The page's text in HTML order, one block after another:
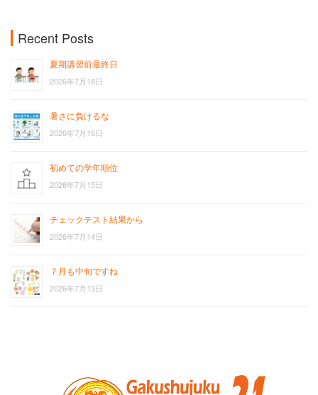
Recent Posts
夏期講習前最終日
2026年7月18日
暑さに負けるな
2026年7月16日
初めての学年順位
2026年7月15日
チェックテスト結果から
2026年7月14日
７月も中旬ですね
2026年7月13日